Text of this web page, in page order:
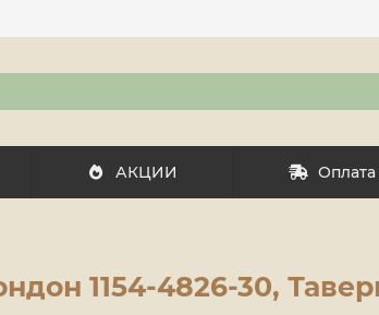
АКЦИИ Оплата
1154-4826-30,